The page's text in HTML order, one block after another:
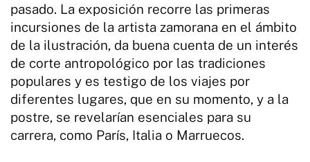
pasado. La exposición recorre las primeras
incursiones de la artista zamorana en el ámbito
de la ilustración, da buena cuenta de un interés
de corte antropológico por las tradiciones
populares y es testigo de los viajes por
diferentes lugares, que en su momento, y a la
postre, se revelarían esenciales para su
carrera, como París, Italia o Marruecos.